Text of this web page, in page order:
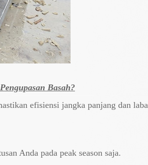
Basah?
efisiensi jangka panjang dan laba
Anda pada peak season saja.